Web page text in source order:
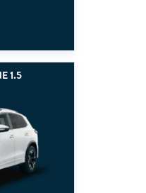
1.5